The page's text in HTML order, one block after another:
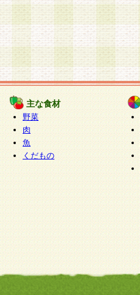
主な食材
野菜
肉
魚
くだもの